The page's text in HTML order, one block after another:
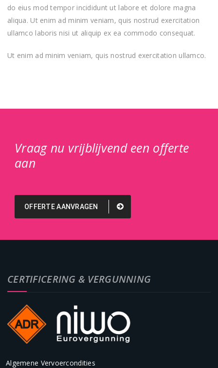
do eius mod tempor incididunt ut labore et dolore magna
aliqua. Ut enim ad minim veniam, quis nostrud exercitation
ullamco laboris nisi ut aliquip ex ea commodo consequat.
Ut enim ad minim veniam, quis nostrud exercitation ullamco.
Vraag nu vrijblijvend een offerte
aan
OFFERTE AANVRAGEN
CERTIFICERING & VERGUNNING
Algemene Vervoercondities